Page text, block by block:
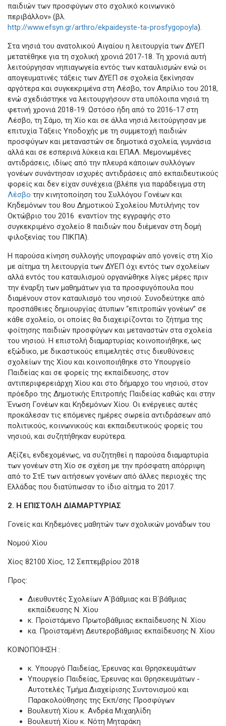
παιδιών των προσφύγων στο σχολικό κοινωνικό
περιβάλλον» (βλ.
http://www.efsyn.gr/arthro/ekpaideyste-ta-prosfygopoyla).
Στα νησιά του ανατολικού Αιγαίου η λειτουργία των ΔΥΕΠ
μετατέθηκε για τη σχολική χρονιά 2017-18. Τη χρονιά αυτή
λειτούργησαν νηπιαγωγεία εντός των καταυλισμών ενώ οι
απογευματινές τάξεις των ΔΥΕΠ σε σχολεία ξεκίνησαν
αργότερα και συγκεκριμένα στη Λέσβο, τον Απρίλιο του 2018,
ενώ σχεδιάστηκε να λειτουργήσουν στα υπόλοιπα νησιά τη
φετινή χρονιά 2018-19. Ωστόσο ήδη από το 2016-17 στη
Λέσβο, τη Σάμο, τη Χίο και σε άλλα νησιά λειτούργησαν με
επιτυχία Τάξεις Υποδοχής με τη συμμετοχή παιδιών
προσφύγων και μεταναστών σε δημοτικά σχολεία, γυμνάσια
αλλά και σε εσπερινά λύκεια και ΕΠΑΛ. Μεμονωμένες
αντιδράσεις, ιδίως από την πλευρά κάποιων συλλόγων
γονέων συνάντησαν ισχυρές αντιδράσεις από εκπαιδευτικούς
φορείς και δεν είχαν συνέχεια (βλέπε για παράδειγμα στη
Λέσβο την κινητοποίηση του Συλλόγου Γονέων και
Κηδεμόνων του 8ου Δημοτικού Σχολείου Μυτιλήνης τον
Οκτώβριο του 2016 εναντίον της εγγραφής στο
συγκεκριμένο σχολείο 8 παιδιών που διέμεναν στη δομή
φιλοξενίας του ΠΙΚΠΑ).
Η παρούσα κίνηση συλλογής υπογραφών από γονείς στη Χίο
με αίτημα τη λειτουργία των ΔΥΕΠ όχι εντός των σχολείων
αλλά εντός του καταυλισμού οργανώθηκε λίγες μέρες πριν
την έναρξη των μαθημάτων για τα προσφυγόπουλα που
διαμένουν στον καταυλισμό του νησιού. Συνοδεύτηκε από
προσπάθειες δημιουργίας άτυπων “επιτροπών γονέων” σε
κάθε σχολείο, οι οποίες θα διαχειρίζονται το ζήτημα της
φοίτησης παιδιών προσφύγων και μεταναστών στα σχολεία
του νησιού. Η επιστολή διαμαρτυρίας κοινοποιήθηκε, ως
εξώδικο, με δικαστικούς επιμελητές στις διευθύνσεις
σχολείων της Χίου και κοινοποιήθηκε στο Υπουργείο
Παιδείας και σε φορείς της εκπαίδευσης, στον
αντιπεριφερειάρχη Χίου και στο δήμαρχο του νησιού, στον
πρόεδρο της Δημοτικής Επιτροπής Παιδείας καθώς και στην
Ένωση Γονέων και Κηδεμόνων Χίου. Οι ενέργειες αυτές
προκάλεσαν τις επόμενες ημέρες σωρεία αντιδράσεων από
πολιτικούς, κοινωνικούς και εκπαιδευτικούς φορείς του
νησιού, και συζητήθηκαν ευρύτερα.
Αξίζει, ενδεχομένως, να συζητηθεί η παρούσα διαμαρτυρία
των γονέων στη Χίο σε σχέση με την πρόσφατη απόρριψη
από το ΣτΕ των αιτήσεων γονέων από άλλες περιοχές της
Ελλάδας που διατύπωσαν το ίδιο αίτημα το 2017.
2. Η ΕΠΙΣΤΟΛΗ ΔΙΑΜΑΡΤΥΡΙΑΣ
Γονείς και Κηδεμόνες μαθητών των σχολικών μονάδων του
Νομού Χίου
Χίος 82100 Χίος, 12 Σεπτεμβρίου 2018
Προς:
Διευθυντές Σχολείων Α΄βάθμιας και Β΄βάθμιας
εκπαίδευσης Ν. Χίου
κ. Προϊστάμενο Πρωτοβάθμιας εκπαίδευσης Ν. Χίου
κα. Προϊσταμένη Δευτεροβάθμιας εκπαίδευσης Ν. Χίου
ΚΟΙΝΟΠΟΙΗΣΗ :
κ. Υπουργό Παιδείας, Έρευνας και Θρησκευμάτων
Υπουργείο Παιδείας, Έρευνας και Θρησκευμάτων -
Αυτοτελές Τμήμα Διαχείρισης Συντονισμού και
Παρακολούθησης της Εκπ/σης Προσφύγων
Βουλευτή Χίου κ. Ανδρέα Μιχαηλίδη
Βουλευτή Χίου κ. Νότη Μηταράκη